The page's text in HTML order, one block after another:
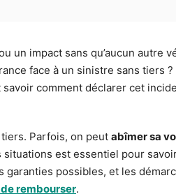
impact sans qu’aucun autre
face à un sinistre sans tiers
comment déclarer cet
Parfois, on peut abîmer sa
est essentiel pour
possibles, et les
rembourser.